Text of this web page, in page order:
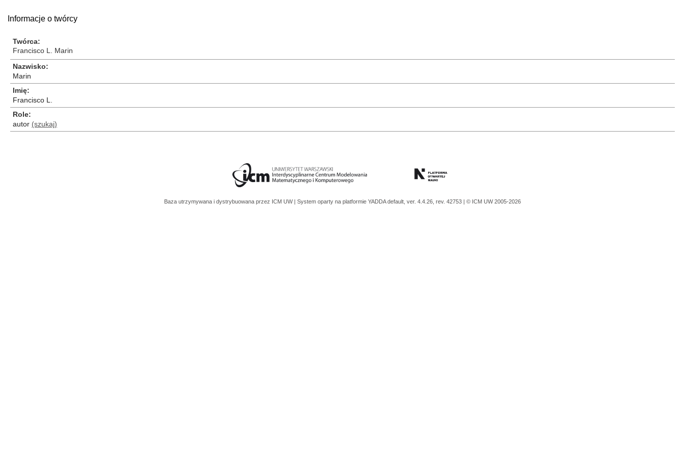
Informacje o twórcy
Twórca
Francisco L. Marin
Nazwisko
Marin
Imię
Francisco L.
Role
autor (szukaj)
Baza utrzymywana i dystrybuowana przez ICM UW | System oparty na platformie YADDAdefault, ver. 4.4.26, rev. 42753 | © ICM UW 2005-2026